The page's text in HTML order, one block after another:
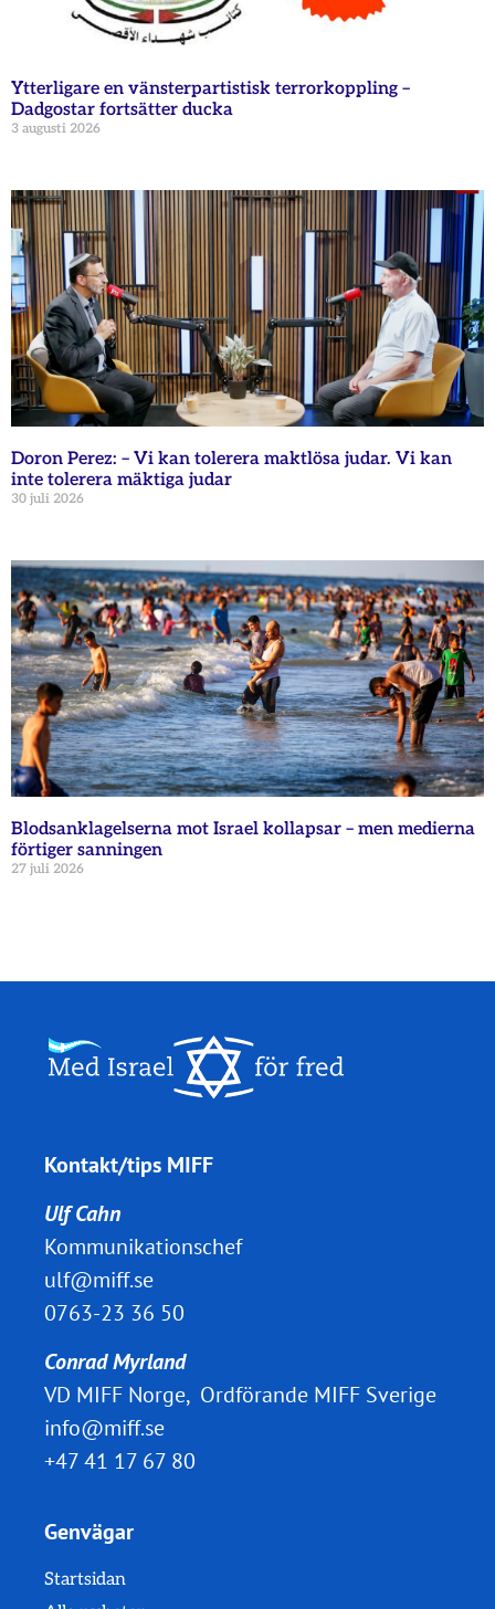
Ytterligare en vänsterpartistisk terrorkoppling –
Dadgostar fortsätter ducka
3 augusti 2026
Doron Perez: – Vi kan tolerera maktlösa judar. Vi kan
inte tolerera mäktiga judar
30 juli 2026
Blodsanklagelserna mot Israel kollapsar – men medierna
förtiger sanningen
27 juli 2026
Kontakt/tips MIFF
Ulf Cahn
Kommunikationschef
ulf@miff.se
0763-23 36 50
Conrad Myrland
VD MIFF Norge, Ordförande MIFF Sverige
info@miff.se
+47 41 17 67 80
Genvägar
Startsidan